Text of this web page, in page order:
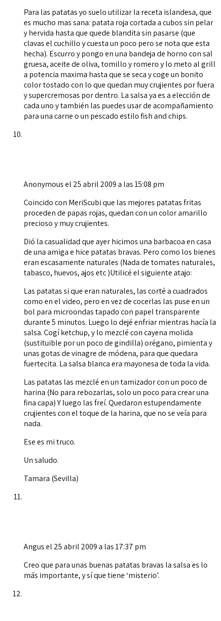
Para las patatas yo suelo utilizar la receta islandesa, que
es mucho mas sana: patata roja cortada a cubos sin pelar
y hervida hasta que quede blandita sin pasarse (que
clavas el cuchillo y cuesta un poco pero se nota que esta
hecha). Escurro y pongo en una bandeja de horno con sal
gruesa, aceite de oliva, tomillo y romero y lo meto al grill
a potencia maxima hasta que se seca y coge un bonito
color tostado con lo que quedan muy crujientes por fuera
y supercremosas por dentro. La salsa ya es a elección de
cada uno y también las puedes usar de acompañamiento
para una carne o un pescado estilo fish and chips.
Anonymousel 25 abril 2009 a las 15:08 pm
Coincido con MeriScubi que las mejores patatas fritas
proceden de papas rojas, quedan con un color amarillo
precioso y muy crujientes.
Dió la casualidad que ayer hicimos una barbacoa en casa
de una amiga e hice patatas bravas. Pero como los bienes
eran escasamente naturales (Nada de tomates naturales,
tabasco, huevos, ajos etc )Utilicé el siguiente atajo:
Las patatas si que eran naturales, las corté a cuadrados
como en el video, pero en vez de cocerlas las puse en un
bol para microondas tapado con papel transparente
durante 5 minutos. Luego lo dejé enfriar mientras hacía la
salsa. Cogí ketchup, y lo mezclé con cayena molida
(sustituible por un poco de gindilla) orégano, pimienta y
unas gotas de vinagre de módena, para que quedara
fuertecita. La salsa blanca era mayonesa de toda la vida.
Las patatas las mezclé en un tamizador con un poco de
harina (No para rebozarlas, solo un poco para crear una
fina capa) Y luego las freí. Quedaron estupendamente
crujientes con el toque de la harina, que no se veía para
nada.
Ese es mi truco.
Un saludo.
Tamara (Sevilla)
Angusel 25 abril 2009 a las 17:37 pm
Creo que para unas buenas patatas bravas la salsa es lo
más importante, y sí que tiene ‘misterio’.